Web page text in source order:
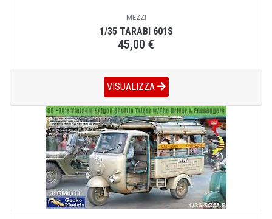
MEZZI
1/35 TARABI 601S
45,00 €
VISUALIZZA